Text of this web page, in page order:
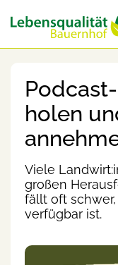
holen
Viele
großen
fällt oft
verfügbar ist.